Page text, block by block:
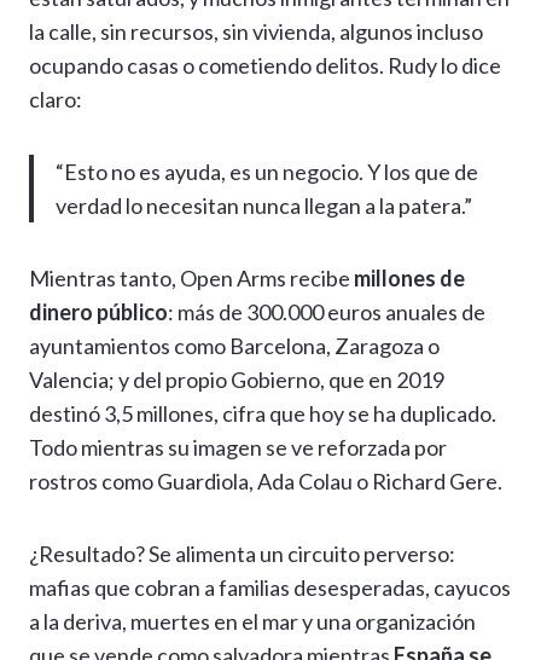
la calle, sin recursos, sin vivienda, algunos incluso
ocupando casas o cometiendo delitos. Rudy lo dice
claro:
“Esto no es ayuda, es un negocio. Y los que de
verdad lo necesitan nunca llegan a la patera.”
Mientras tanto, Open Arms recibe millones de
dinero público: más de 300.000 euros anuales de
ayuntamientos como Barcelona, Zaragoza o
Valencia; y del propio Gobierno, que en 2019
destinó 3,5 millones, cifra que hoy se ha duplicado.
Todo mientras su imagen se ve reforzada por
rostros como Guardiola, Ada Colau o Richard Gere.
¿Resultado? Se alimenta un circuito perverso:
mafias que cobran a familias desesperadas, cayucos
a la deriva, muertes en el mar y una organización